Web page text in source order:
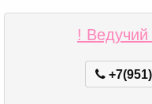
! Ведучий
+7(951)